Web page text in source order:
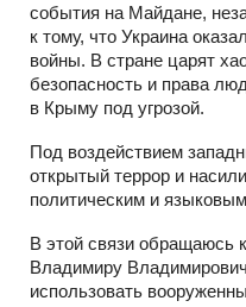
события на Майдане,
к тому, что Украина
войны. В стране царят
безопасность и права
в Крыму под угрозой.
Под воздействием
открытый террор и
политическим и
В этой связи обращаюсь
Владимиру
использовать